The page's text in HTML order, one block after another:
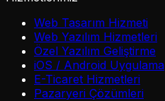
Web Tasarım Hizmeti
Web Yazılım Hizmetleri
Özel Yazılım Geliştirme
iOS / Android Uygulama
E-Ticaret Hizmetleri
Pazaryeri Çözümleri